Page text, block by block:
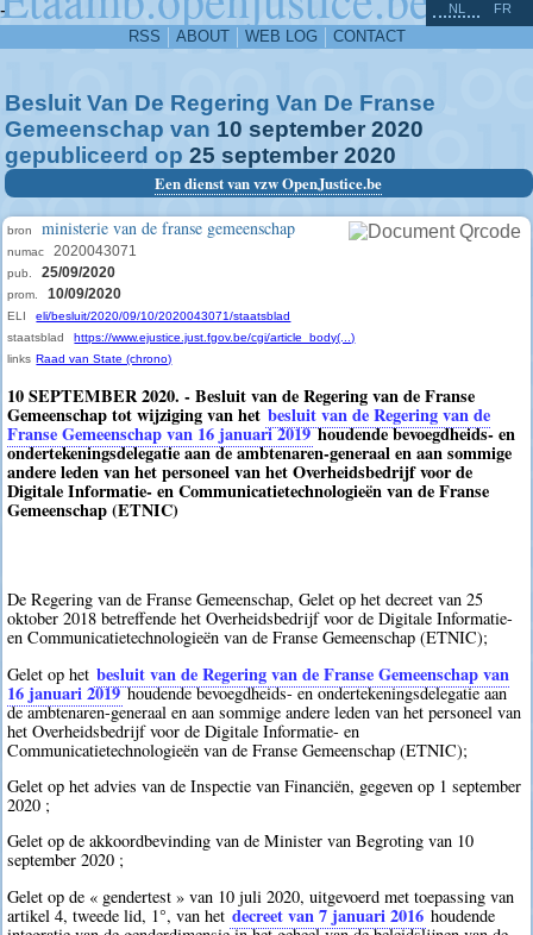
-
RSS ABOUT WEB LOG CONTACT
NL FR
Besluit Van De Regering Van De Franse
Gemeenschap van 10 september 2020
gepubliceerd op 25 september 2020
Een dienst van vzw OpenJustice.be
bron ministerie van de franse gemeenschap
numac 2020043071
pub. 25/09/2020
prom. 10/09/2020
ELI
eli/besluit/2020/09/10/2020043071/staatsblad
staatsblad
https://www.ejustice.just.fgov.be/cgi/article_body(...)
links Raad van State (chrono)
10 SEPTEMBER 2020. - Besluit van de Regering van de Franse
Gemeenschap tot wijziging van het besluit van de Regering van de
Franse Gemeenschap van 16 januari 2019houdende bevoegdheids- en
ondertekeningsdelegatie aan de ambtenaren-generaal en aan sommige
andere leden van het personeel van het Overheidsbedrijf voor de
Digitale Informatie- en Communicatietechnologieën van de Franse
Gemeenschap (ETNIC)
De Regering van de Franse Gemeenschap, Gelet op het decreet van 25
oktober 2018 betreffende het Overheidsbedrijf voor de Digitale Informatie-
en Communicatietechnologieën van de Franse Gemeenschap (ETNIC);
Gelet op het besluit van de Regering van de Franse Gemeenschap van
16 januari 2019houdende bevoegdheids- en ondertekeningsdelegatie aan
de ambtenaren-generaal en aan sommige andere leden van het personeel van
het Overheidsbedrijf voor de Digitale Informatie- en
Communicatietechnologieën van de Franse Gemeenschap (ETNIC);
Gelet op het advies van de Inspectie van Financiën, gegeven op 1 september
2020 ;
Gelet op de akkoordbevinding van de Minister van Begroting van 10
september 2020 ;
Gelet op de « gendertest » van 10 juli 2020, uitgevoerd met toepassing van
artikel 4, tweede lid, 1°, van het decreet van 7 januari 2016 houdende
^